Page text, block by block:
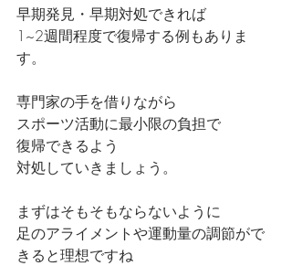
早期発見・早期対処できれば
1~2週間程度で復帰する例もありま
す。
専門家の手を借りながら
スポーツ活動に最小限の負担で
復帰できるよう
対処していきましょう。
まずはそもそもならないように
足のアライメントや運動量の調節がで
きると理想ですね